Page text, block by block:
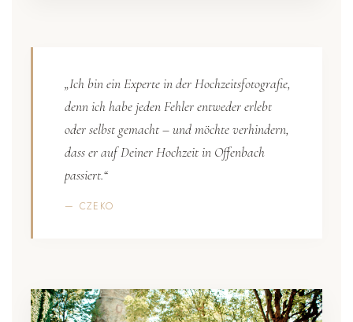
„Ich bin ein Experte in der Hochzeitsfotografie,
denn ich habe jeden Fehler entweder erlebt
oder selbst gemacht – und möchte verhindern,
dass er auf Deiner Hochzeit in Offenbach
passiert.“
— CZEKO